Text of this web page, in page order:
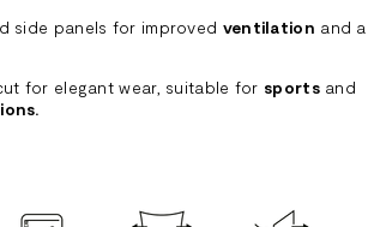
side panels for improved ventilation and a
for elegant wear, suitable for sportsand